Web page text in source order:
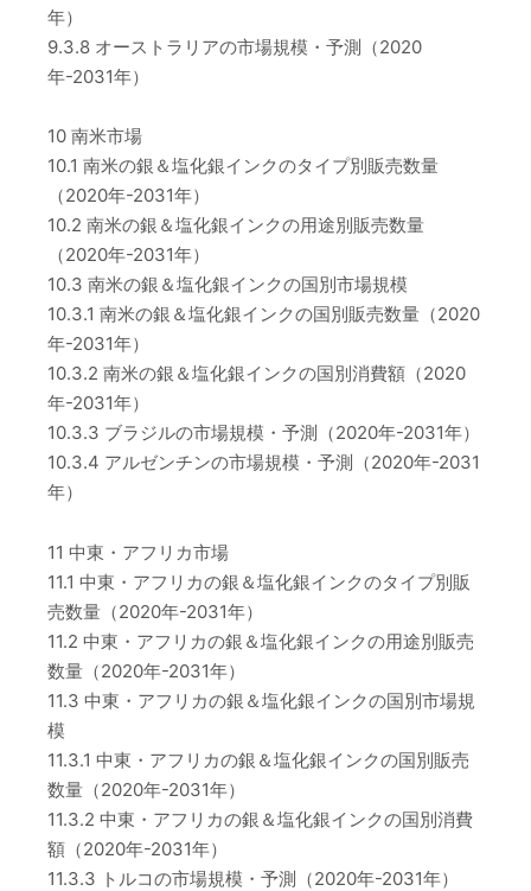
年）
9.3.8 オーストラリアの市場規模・予測（2020
年-2031年）
10 南米市場
10.1 南米の銀＆塩化銀インクのタイプ別販売数量
（2020年-2031年）
10.2 南米の銀＆塩化銀インクの用途別販売数量
（2020年-2031年）
10.3 南米の銀＆塩化銀インクの国別市場規模
10.3.1 南米の銀＆塩化銀インクの国別販売数量（2020
年-2031年）
10.3.2 南米の銀＆塩化銀インクの国別消費額（2020
年-2031年）
10.3.3 ブラジルの市場規模・予測（2020年-2031年）
10.3.4 アルゼンチンの市場規模・予測（2020年-2031
年）
11 中東・アフリカ市場
11.1 中東・アフリカの銀＆塩化銀インクのタイプ別販
売数量（2020年-2031年）
11.2 中東・アフリカの銀＆塩化銀インクの用途別販売
数量（2020年-2031年）
11.3 中東・アフリカの銀＆塩化銀インクの国別市場規
模
11.3.1 中東・アフリカの銀＆塩化銀インクの国別販売
数量（2020年-2031年）
11.3.2 中東・アフリカの銀＆塩化銀インクの国別消費
額（2020年-2031年）
11.3.3 トルコの市場規模・予測（2020年-2031年）